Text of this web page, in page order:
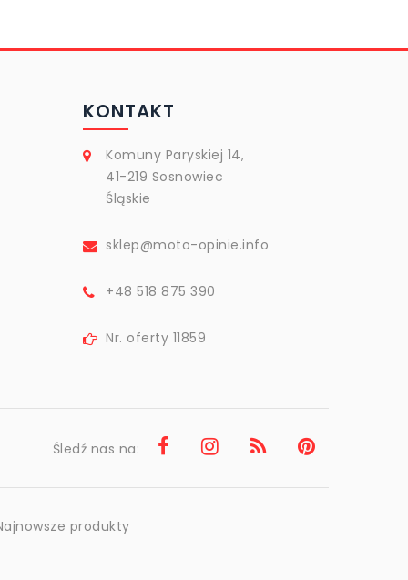
KONTAKT
Komuny Paryskiej 14,
41-219 Sosnowiec
Śląskie
sklep@moto-opinie.info
+48 518 875 390
Nr. oferty 11859
Śledź nas na:
produkty